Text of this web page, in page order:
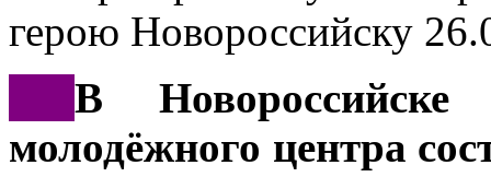
герою Новороссийску
В
молодёжного центра